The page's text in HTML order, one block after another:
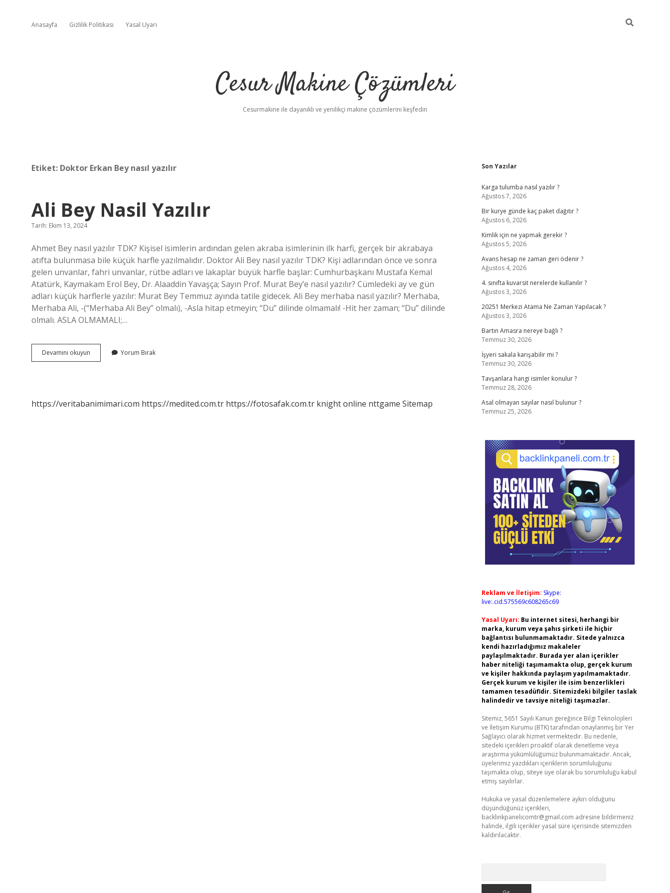
Anasayfa Gizlilik Politikası Yasal Uyarı
Cesur Makine Çözümleri
Cesurmakine ile dayanıklı ve yenilikçi makine çözümlerini keşfedin
Etiket: Doktor Erkan Bey nasıl yazılır
Ali Bey Nasil Yazılır
Tarih: Ekim 13, 2024
Ahmet Bey nasıl yazılır TDK? Kişisel isimlerin ardından gelen akraba isimlerinin ilk harfi, gerçek bir akrabaya
atıfta bulunmasa bile küçük harfle yazılmalıdır. Doktor Ali Bey nasıl yazılır TDK? Kişi adlarından önce ve sonra
gelen unvanlar, fahri unvanlar, rütbe adları ve lakaplar büyük harfle başlar: Cumhurbaşkanı Mustafa Kemal
Atatürk, Kaymakam Erol Bey, Dr. Alaaddin Yavaşça; Sayın Prof. Murat Bey’e nasıl yazılır? Cümledeki ay ve gün
adları küçük harflerle yazılır: Murat Bey Temmuz ayında tatile gidecek. Ali Bey merhaba nasıl yazılır? Merhaba,
Merhaba Ali, -(“Merhaba Ali Bey” olmalı), -Asla hitap etmeyin; “Du” dilinde olmamalı! -Hit her zaman; “Du” dilinde
olmalı. ASLA OLMAMALI;…
Devamını okuyun
Bey
Yorum Bırak
https://veritabanimimari.com https://medited.com.tr https://fotosafak.com.tr knight online nttgame Sitemap
Sidebar
Son Yazılar
Karga tulumba nasıl yazılır ?
Ağustos 7, 2026
Bir kurye günde kaç paket dağıtır ?
Ağustos 6, 2026
Kimlik için ne yapmak gerekir ?
Ağustos 5, 2026
Avans hesap ne zaman geri ödenir ?
Ağustos 4, 2026
4. sınıfta kuvarsit nerelerde kullanılır ?
Ağustos 3, 2026
20251 Merkezi Atama Ne Zaman Yapılacak ?
Ağustos 3, 2026
Bartın Amasra nereye bağlı ?
Temmuz 30, 2026
İşyeri sakala karışabilir mi ?
Temmuz 30, 2026
Tavşanlara hangi isimler konulur ?
Temmuz 28, 2026
Asal olmayan sayılar nasıl bulunur ?
Temmuz 25, 2026
Reklam ve İletişim: Skype:
live:.cid.575569c608265c69
Yasal Uyarı: Bu internet sitesi, herhangi bir
marka, kurum veya şahıs şirketi ile hiçbir
bağlantısı bulunmamaktadır. Sitede yalnızca
kendi hazırladığımız makaleler
paylaşılmaktadır. Burada yer alan içerikler
haber niteliği taşımamakta olup, gerçek kurum
ve kişiler hakkında paylaşım yapılmamaktadır.
Gerçek kurum ve kişiler ile isim benzerlikleri
tamamen tesadüfidir. Sitemizdeki bilgiler taslak
halindedir ve tavsiye niteliği taşımazlar.
Sitemiz, 5651 Sayılı Kanun gereğince Bilgi Teknolojileri
ve İletişim Kurumu (BTK) tarafından onaylanmış bir Yer
Sağlayıcı olarak hizmet vermektedir. Bu nedenle,
sitedeki içerikleri proaktif olarak denetleme veya
araştırma yükümlülüğümüz bulunmamaktadır. Ancak,
üyelerimiz yazdıkları içeriklerin sorumluluğunu
taşımakta olup, siteye üye olarak bu sorumluluğu kabul
etmiş sayılırlar.
Hukuka ve yasal düzenlemelere aykırı olduğunu
düşündüğünüz içerikleri,
backlinkpanelicomtr@gmail.com adresine bildirmeniz
halinde, ilgili içerikler yasal süre içerisinde sitemizden
kaldırılacaktır.